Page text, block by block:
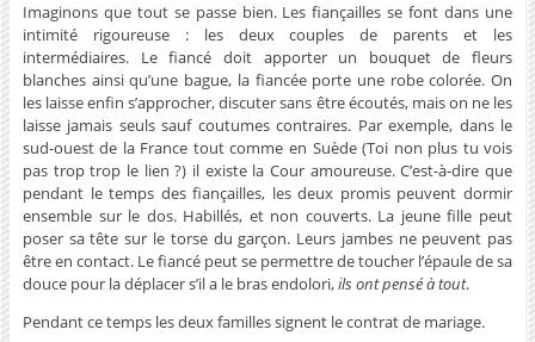
Imaginons que tout se passe bien. Les fiançailles se font dans une
intimité rigoureuse : les deux couples de parents et les
intermédiaires. Le fiancé doit apporter un bouquet de fleurs
blanches ainsi qu’une bague, la fiancée porte une robe colorée. On
les laisse enfin s’approcher, discuter sans être écoutés, mais on ne les
laisse jamais seuls sauf coutumes contraires. Par exemple, dans le
sud-ouest de la France tout comme en Suède (Toi non plus tu vois
pas trop trop le lien ?) il existe la Cour amoureuse. C’est-à-dire que
pendant le temps des fiançailles, les deux promis peuvent dormir
ensemble sur le dos. Habillés, et non couverts. La jeune fille peut
poser sa tête sur le torse du garçon. Leurs jambes ne peuvent pas
être en contact. Le fiancé peut se permettre de toucher l’épaule de sa
douce pour la déplacer s’il a le bras endolori,ils ont pensé à tout.
Pendant ce temps les deux familles signent le contrat de mariage.